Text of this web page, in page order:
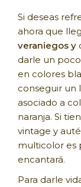
Si deseas
ahora que
veraniegos y
darle un
en colores
conseguir un
asociado a
naranja. Si
vintage y
multicolor es
encantará.
Para darle